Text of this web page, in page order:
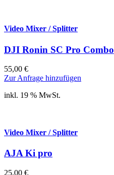
Video Mixer / Splitter
DJI Ronin SC Pro Combo
55,00 €
Zur Anfrage hinzufügen
inkl. 19 % MwSt.
Video Mixer / Splitter
AJA Ki pro
25,00 €